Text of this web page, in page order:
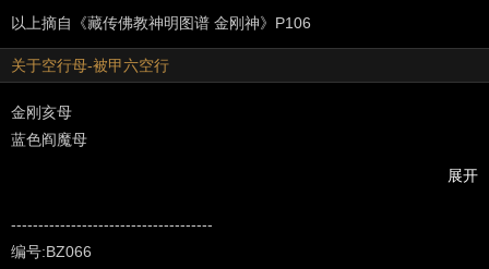
以上摘自《藏传佛教神明图谱 金刚神》P106
关于空行母-被甲六空行
金刚亥母
蓝色阎魔母
烟色能动母
展开
-------------------------------------
编号:BZ066